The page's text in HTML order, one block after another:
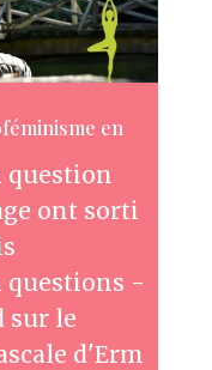
en
question
ont sorti
questions -
sur le
d'Erm